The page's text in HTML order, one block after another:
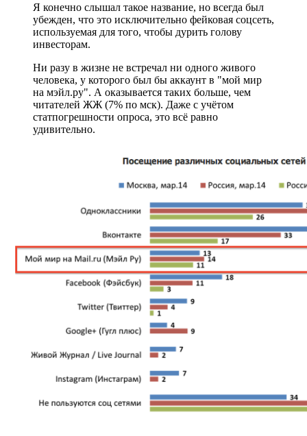
Я конечно слышал такое название, но всегда был
убежден, что это исключительно фейковая соцсеть,
используемая для того, чтобы дурить голову
инвесторам.
Ни разу в жизне не встречал ни одного живого
человека, у которого был бы аккаунт в "мой мир
на мэйл.ру". А оказывается таких больше, чем
читателей ЖЖ (7% по мск). Даже с учётом
статпогрешности опроса, это всё равно
удивительно.